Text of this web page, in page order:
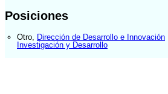
Posiciones
Otro Dirección de Desarrollo e Innovación
Investigación y Desarrollo